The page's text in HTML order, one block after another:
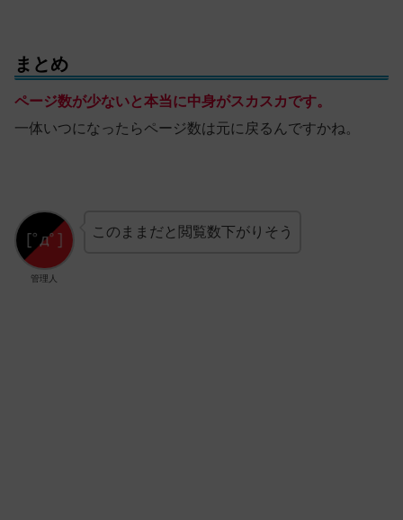
まとめ
ページ数が少ないと本当に中身がスカスカです。
一体いつになったらページ数は元に戻るんですかね。
管理人
このままだと閲覧数下がりそう